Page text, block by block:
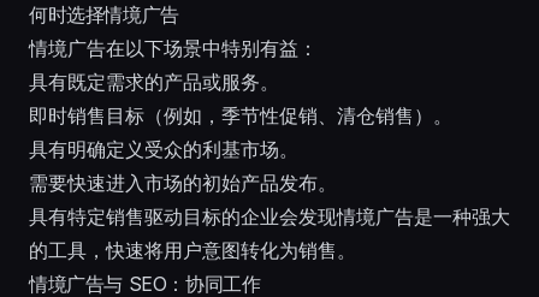
何时选择情境广告
情境广告在以下场景中特别有益：
具有既定需求的产品或服务。
即时销售目标（例如，季节性促销、清仓销售）。
具有明确定义受众的利基市场。
需要快速进入市场的初始产品发布。
具有特定销售驱动目标的企业会发现情境广告是一种强大
的工具，快速将用户意图转化为销售。
情境广告与 SEO：协同工作